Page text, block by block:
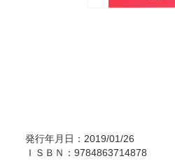
発行年月日：2019/01/26
ＩＳＢＮ：9784863714878